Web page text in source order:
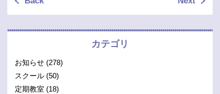
カテゴリ
お知らせ (278)
スクール (50)
定期教室 (18)